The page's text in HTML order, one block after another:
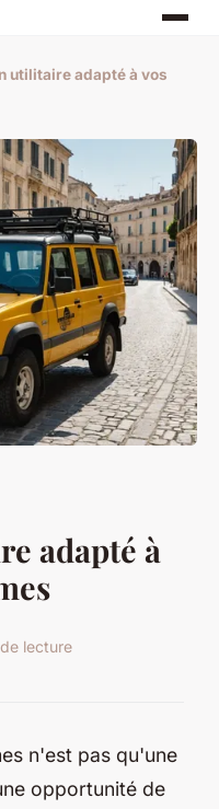
utilitaire adapté à vos
adapté à
lecture
n'est pas qu'une
opportunité de